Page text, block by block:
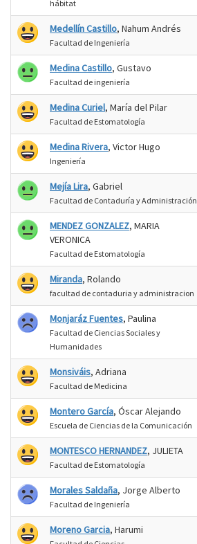
hábitat
Medellín Castillo, Nahum Andrés
Facultad de Ingeniería
Medina Castillo, Gustavo
Facultad de ingeniería
Medina Curiel, María del Pilar
Facultad de Estomatología
Medina Rivera, Victor Hugo
Ingeniería
Mejía Lira, Gabriel
Facultad de Contaduría y Administración
MENDEZ GONZALEZ, MARIA
VERONICA
Facultad de Estomatología
Miranda, Rolando
facultad de contaduria y administracion
Monjaráz Fuentes, Paulina
Facultad de Ciencias Sociales y
Humanidades
Monsiváis, Adriana
Facultad de Medicina
Montero García, Óscar Alejando
Escuela de Ciencias de la Comunicación
MONTESCO HERNANDEZ, JULIETA
Facultad de Estomatología
Morales Saldaña, Jorge Alberto
Facultad de Ingeniería
Moreno Garcia, Harumi